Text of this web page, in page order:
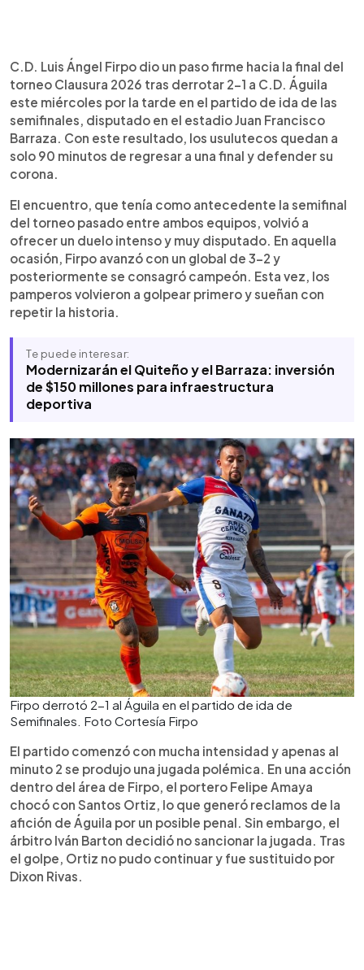
► Escuchar artículo
Firpo derrotó 2-1 a Águila en la ida de semifinales
del Clausura 2026 y quedó a un paso de la final.
Cristian Gil abrió el marcador de penal al cierre del
primer tiempo, mientras que Federico Andrada
empató también desde los once pasos en el
complemento. Cuando parecía que todo
terminaba igualado, un autogol de Walter Pineda
tras un tiro libre le dio la victoria a los pamperos. El
partido fue intenso y disputado desde el inicio. La
serie se definirá este sábado en el estadio Sergio
Torres Rivera, donde Firpo buscará sellar su pase
a otra final consecutiva.
C.D. Luis Ángel Firpo dio un paso firme hacia la final del
torneo Clausura 2026 tras derrotar 2-1 a C.D. Águila
este miércoles por la tarde en el partido de ida de las
semifinales, disputado en el estadio Juan Francisco
Barraza. Con este resultado, los usulutecos quedan a
solo 90 minutos de regresar a una final y defender su
corona.
El encuentro, que tenía como antecedente la semifinal
del torneo pasado entre ambos equipos, volvió a
ofrecer un duelo intenso y muy disputado. En aquella
ocasión, Firpo avanzó con un global de 3-2 y
posteriormente se consagró campeón. Esta vez, los
pamperos volvieron a golpear primero y sueñan con
repetir la historia.
Te puede interesar:
Modernizarán el Quiteño y el Barraza: inversión
de $150 millones para infraestructura
deportiva
Firpo derrotó 2-1 al Águila en el partido de ida de
Semifinales. Foto Cortesía Firpo
El partido comenzó con mucha intensidad y apenas al
minuto 2 se produjo una jugada polémica. En una acción
dentro del área de Firpo, el portero Felipe Amaya
chocó con Santos Ortiz, lo que generó reclamos de la
afición de Águila por un posible penal. Sin embargo, el
árbitro Iván Barton decidió no sancionar la jugada. Tras
el golpe, Ortiz no pudo continuar y fue sustituido por
Dixon Rivas.